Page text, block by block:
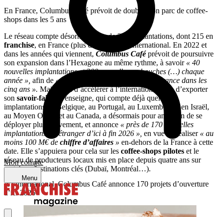
Mon compte
Menu
En France, Columbus Café prévoit de doubler son parc de coffee-
shops dans les 5 ans
Le réseau compte désormais plus de 220 implantations, dont 215 en
franchise, en France (plus de 200) et à l’international. En 2022 et
dans les années qui viennent, Columbus Caféprévoit de poursuivre
son expansion dans l’Hexagone au même rythme, à savoir « 40
nouvelles implantations et 300 nouvelles embauches (…) chaque
année », afin de « doubler ses
en France dans les
cinq ans ». Mais aussi d’accélérer à l’international, afin d’exporter
son savoir-faire
. L’enseigne, qui compte déjà quelques
implantations en Belgique, au Portugal, au Luxembourg, en Israël,
au Moyen Orient et au Canada, a désormais pour ambition de se
déployer plus activement, et annonce « près de 170 nouvelles
implantations à l’étranger d’ici à fin 2026 », en vue de réaliser « au
moins 100 M€ de chiffre d’affaires » en-dehors de la France à cette
date. Elle s’appuiera pour cela sur les coffee-shops pilotes et le
réseau de producteurs locaux mis en place depuis quatre ans sur
certaines destinations clés (Dubaï, Montréal…).
A l’international, Columbus Café annonce 170 projets d’ouverture
d’ici 2026